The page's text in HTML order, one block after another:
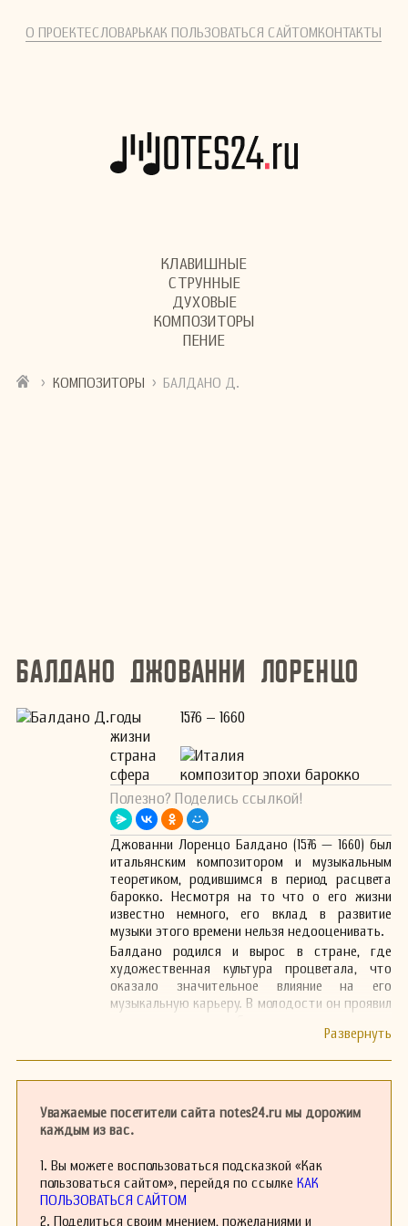
О ПРОЕКТЕСЛОВАРЬКАК ПОЛЬЗОВАТЬСЯ САЙТОМКОНТАКТЫ
КЛАВИШНЫЕ
СТРУННЫЕ
ДУХОВЫЕ
КОМПОЗИТОРЫ
ПЕНИЕ
› КОМПОЗИТОРЫ › БАЛДАНО Д.
Балдано Джованни Лоренцо
годы
жизни
1576 – 1660
страна
Италия
сфера
композитор эпохи барокко
Полезно? Поделись ссылкой!
Джованни Лоренцо Балдано (1576 — 1660) был
итальянским композитором и музыкальным
теоретиком, родившимся в период расцвета
барокко. Несмотря на то что о его жизни
известно немного, его вклад в развитие
музыки этого времени нельзя недооценивать.
Балдано родился и вырос в стране, где
художественная культура процветала, что
оказало значительное влияние на его
музыкальную карьеру. В молодости он проявил
творчеству и теории, но источников о его
значительных музыкальных произведений. Его
работы отличаются гармоничным сочетанием
характерно для музыкального языка того
времени. Он также известен своими
теоретическими публикациями, которые
Уважаемые посетители сайта notes24.ru мы дорожим
каждым из вас.
1. Вы можете воспользоваться подсказкой «Как
пользоваться сайтом», перейдя по ссылке КАК
ПОЛЬЗОВАТЬСЯ САЙТОМ
2. Поделиться своим мнением, пожеланиями и